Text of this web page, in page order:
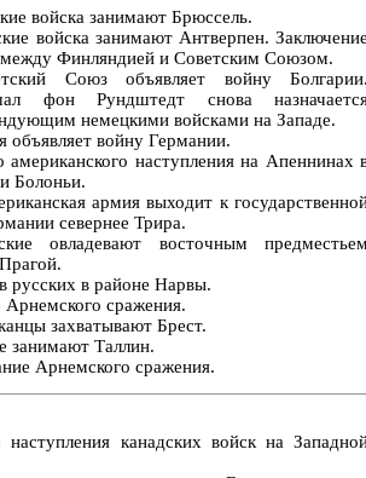
войска занимают Брюссель.
войска занимают Антверпен.
Финляндией и Советским Союзом.
Союз объявляет войну
фон Рундштедт снова
немецкими войсками на Западе.
объявляет войну Германии.
американского наступления на Апеннинах
Болоньи.
армия выходит к
севернее Трира.
овладевают восточным
русских в районе Нарвы.
Арнемского сражения.
захватывают Брест.
занимают Таллин.
Арнемского сражения.
канадских войск на